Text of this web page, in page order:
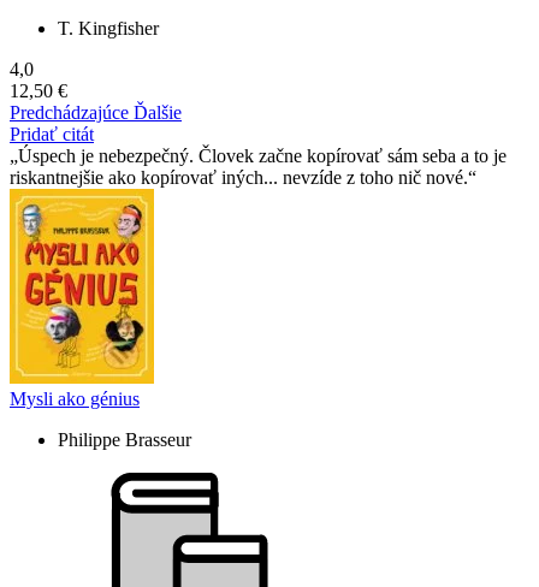
T. Kingfisher
4,0
12,50 €
Predchádzajúce Ďalšie
Pridať citát
Úspech je nebezpečný. Človek začne kopírovať sám seba a to je
riskantnejšie ako kopírovať iných... nevzíde z toho nič nové.
Mysli ako génius
Philippe Brasseur